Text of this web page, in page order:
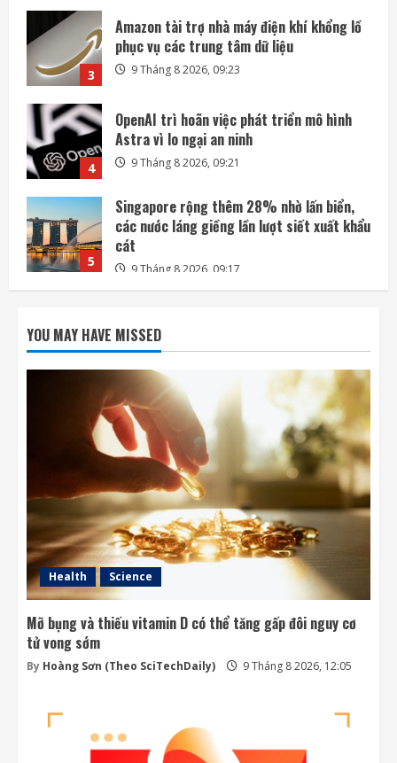
4
OpenAI trì hoãn việc phát triển mô hình
Astra vì lo ngại an ninh
9 Tháng 8 2026, 09:21
5
Singapore rộng thêm 28% nhờ lấn biển,
các nước láng giềng lần lượt siết xuất khẩu
cát
1
Mỡ bụng và thiếu vitamin D có thể tăng
gấp đôi nguy cơ tử vong sớm
9 Tháng 8 2026, 12:05
2
cho các tác nhân AI
9 Tháng 8 2026, 12:00
3
Amazon tài trợ nhà máy điện khí khổng lồ
phục vụ các trung tâm dữ liệu
9 Tháng 8 2026, 09:23
4
OpenAI trì hoãn việc phát triển mô hình
Astra vì lo ngại an ninh
9 Tháng 8 2026, 09:21
YOU MAY HAVE MISSED
Health Science
Mỡ bụng và thiếu vitamin D có thể tăng gấp đôi nguy cơ
tử vong sớm
By Hoàng Sơn (Theo SciTechDaily) 9 Tháng 8 2026, 12:05